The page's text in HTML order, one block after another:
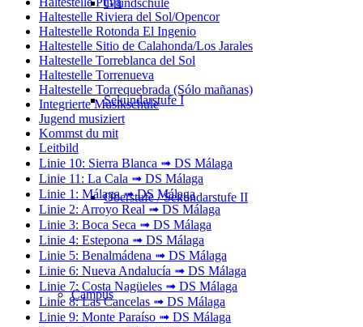
Grundschule
Sekundarstufe I
Oberstufe / Sekundarstufe II
Campus
Haltestelle Riviera del Sol/Opencor
Haltestelle Rotonda El Ingenio
Haltestelle Sitio de Calahonda/Los Jarales
Haltestelle Torreblanca del Sol
Haltestelle Torrenueva
Haltestelle Torrequebrada (Sólo mañanas)
Integrierte Musikschule
Jugend musiziert
Kommst du mit
Leitbild
Linie 10: Sierra Blanca ➟ DS Málaga
Linie 11: La Cala ➟ DS Málaga
Linie 1: Málaga ➟ DS Málaga
Linie 2: Arroyo Real ➟ DS Málaga
Linie 3: Boca Seca ➟ DS Málaga
Linie 4: Estepona ➟ DS Málaga
Linie 5: Benalmádena ➟ DS Málaga
Linie 6: Nueva Andalucía ➟ DS Málaga
Linie 7: Costa Nagüeles ➟ DS Málaga
Linie 8: Las Cancelas ➟ DS Málaga
Linie 9: Monte Paraíso ➟ DS Málaga